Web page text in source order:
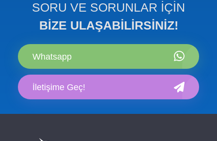
SORU VE SORUNLAR İÇİN
BİZE ULAŞABİLİRSİNİZ!
Whatsapp
İletişime Geç!